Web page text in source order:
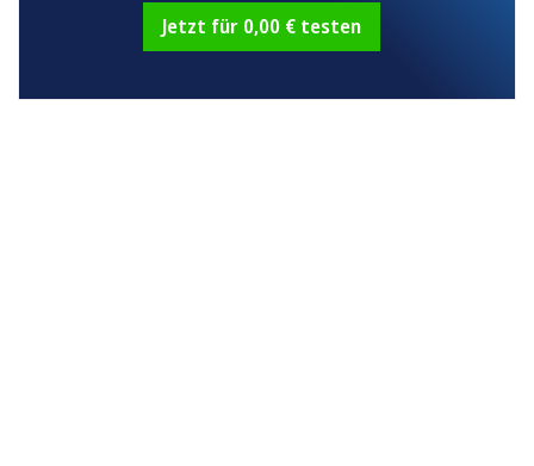
Jetzt für 0,00 € testen